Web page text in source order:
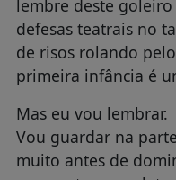
lembre deste
defesas teatrais no
de risos rolando
primeira infância é
Mas eu vou lembrar.
Vou guardar na
muito antes de